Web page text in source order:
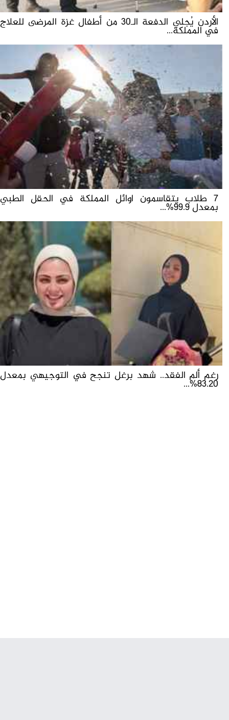
الأردن يُجلي الدفعة الـ30 من أطفال غزة المرضى للعلاج
في المملكة...
7 طلاب يتقاسمون اوائل المملكة في الحقل الطبي
بمعدل 99.9%...
رغم ألم الفقد.. شهد برغل تنجح في التوجيهي بمعدل
83.20%...